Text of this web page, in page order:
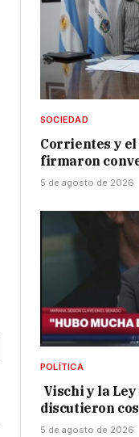
SOCIEDAD
Corrientes y
firmaron
5 de agosto de 2026
POLÍTICA
Vischi y la
discutieron
5 de agosto de 2026